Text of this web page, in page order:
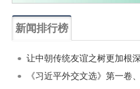
新闻排行榜
《习近平外交文选》第一卷